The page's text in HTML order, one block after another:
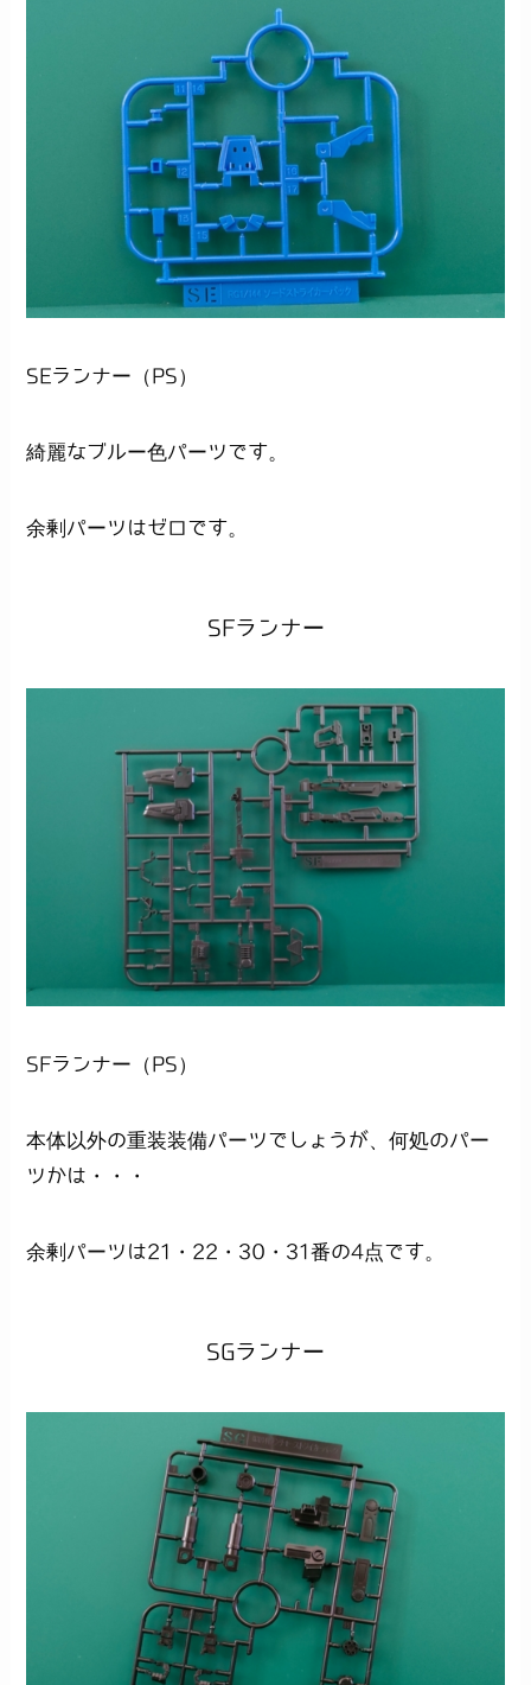
SEランナー（PS）
綺麗なブルー色パーツです。
余剰パーツはゼロです。
SFランナー
SFランナー（PS）
本体以外の重装装備パーツでしょうが、何処のパー
ツかは・・・
余剰パーツは21・22・30・31番の4点です。
SGランナー